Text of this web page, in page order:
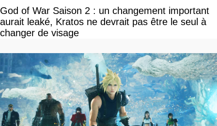
God of War Saison 2 : un changement important
aurait leaké, Kratos ne devrait pas être le seul à
changer de visage